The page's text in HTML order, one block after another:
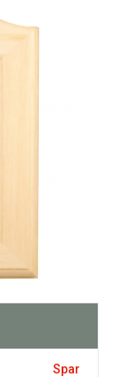
Spar